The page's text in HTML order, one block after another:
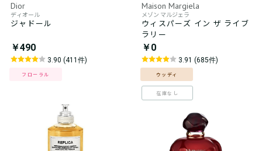
Dior
ディオール
ジャドール
￥490
3.90 (411件)
フローラル
Maison Margiela
メゾン マルジェラ
ウィスパーズ イン ザ ライブ
ラリー
￥0
3.91 (685件)
ウッディ
在庫なし